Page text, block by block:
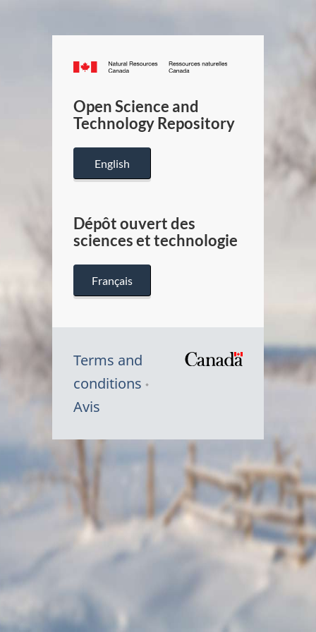
Canada.ca
/
Canada
Open Science and
Technology Repository
English
Dépôt ouvert des
sciences et technologie
Français
Terms and
conditions
Avis
Symbole
Canada